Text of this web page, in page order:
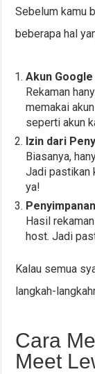
Sebelum kamu
beberapa hal
Akun
Rekaman
memakai
seperti akun
Izin dari
Biasanya,
Jadi pastikan
ya!
Hasil
host. Jadi
Kalau semua
langkah-
Cara
Meet